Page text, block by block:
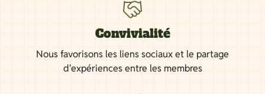
Convivialité
Nous favorisons les liens sociaux et le partage
d'expériences entre les membres